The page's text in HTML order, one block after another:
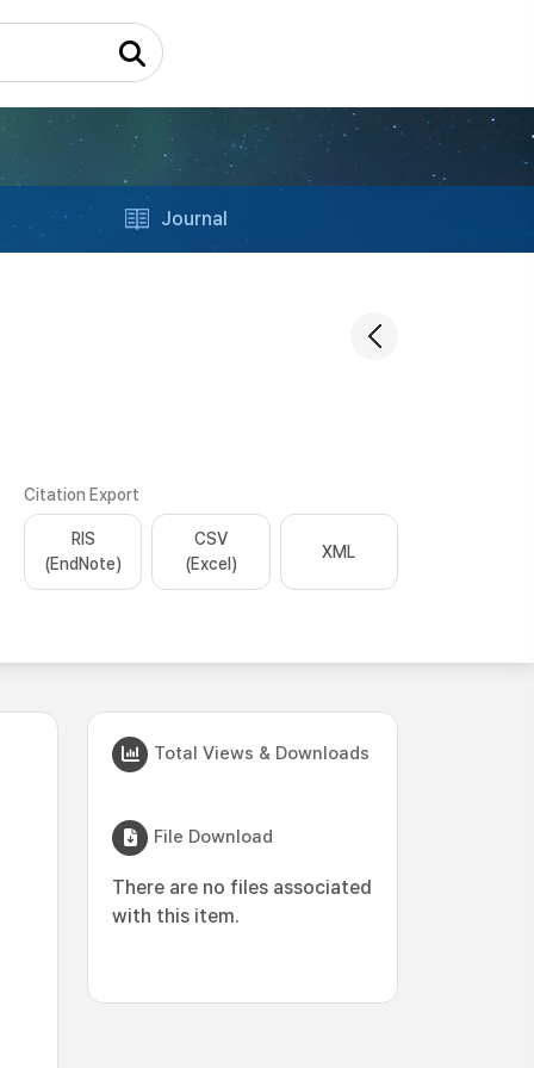
Journal
Citation Export
RIS
(EndNote)
CSV
(Excel)
XML
Total Views & Downloads
File Download
There are no files associated
with this item.